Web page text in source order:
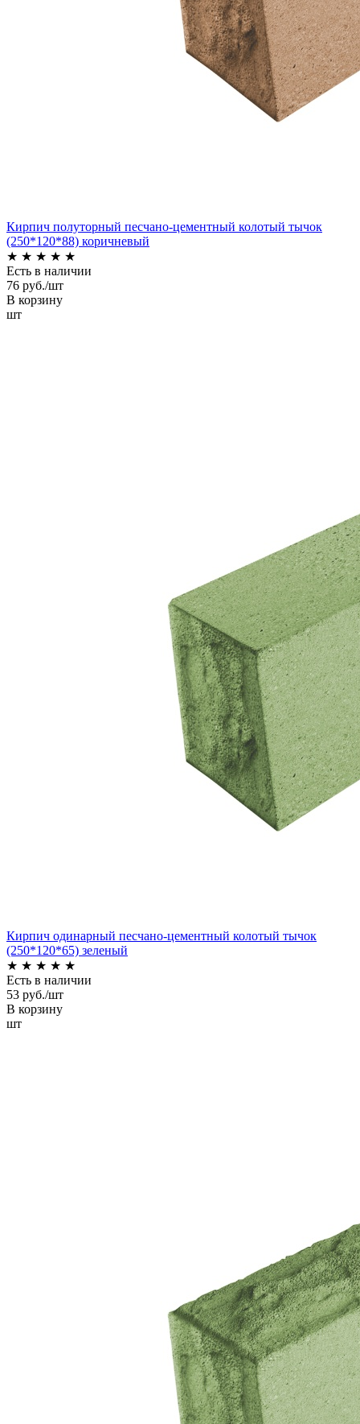
Кирпич полуторный песчано-цементный колотый тычок
(250*120*88) коричневый
★ ★ ★ ★ ★
Есть в наличии
76 руб./шт
В корзину
шт
Кирпич одинарный песчано-цементный колотый тычок
(250*120*65) зеленый
★ ★ ★ ★ ★
Есть в наличии
53 руб./шт
В корзину
шт